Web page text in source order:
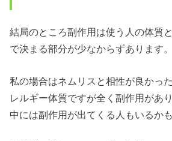
結局のところ副作用は使う人の体質
で決まる部分が少なからずあります。
私の場合はネムリスと相性が良かっ
レルギー体質ですが全く副作用があ
中には副作用が出てくる人もいるか